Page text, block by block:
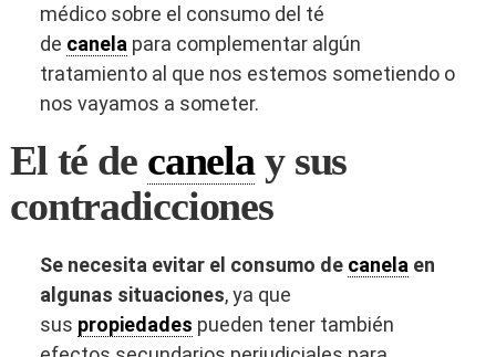
médico sobre el consumo del té
de canela para complementar algún
tratamiento al que nos estemos sometiendo o
nos vayamos a someter.
El té de canelay sus
contradicciones
Se necesita evitar el consumo de canela en
algunas situaciones, ya que
sus propiedades pueden tener también